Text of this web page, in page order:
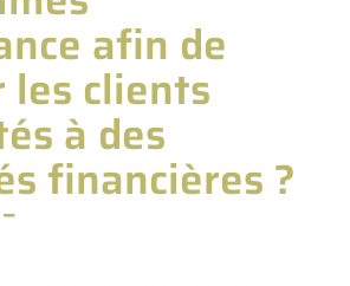
afin de
clients
à des
financières ?